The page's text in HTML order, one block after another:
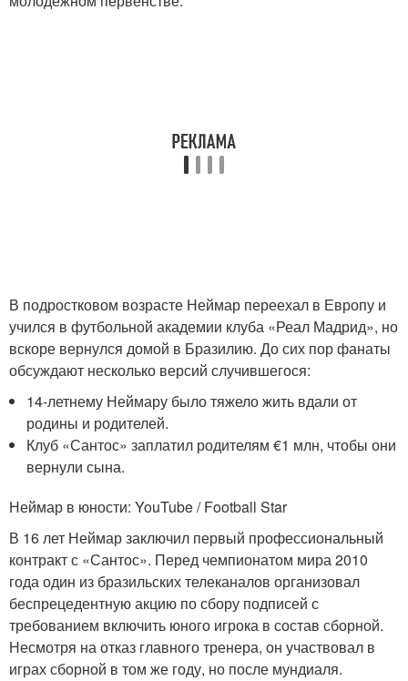
В подростковом возрасте Неймар переехал в Европу и
учился в футбольной академии клуба «Реал Мадрид», но
вскоре вернулся домой в Бразилию. До сих пор фанаты
обсуждают несколько версий случившегося:
14-летнему Неймару было тяжело жить вдали от
родины и родителей.
Клуб «Сантос» заплатил родителям €1 млн, чтобы они
вернули сына.
Неймар в юности: YouTube / Football Star
В 16 лет Неймар заключил первый профессиональный
контракт с «Сантос». Перед чемпионатом мира 2010
года один из бразильских телеканалов организовал
беспрецедентную акцию по сбору подписей с
требованием включить юного игрока в состав сборной.
Несмотря на отказ главного тренера, он участвовал в
играх сборной в том же году, но после мундиаля.